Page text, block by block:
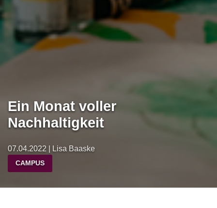
Ein Monat voller
Nachhaltigkeit
07.04.2022 | Lisa Baaske
CAMPUS